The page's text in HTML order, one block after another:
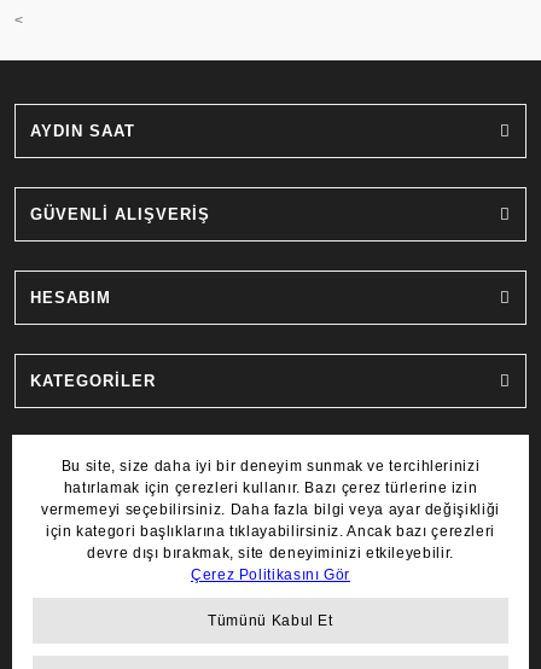
<
AYDIN SAAT
GÜVENLİ ALIŞVERİŞ
HESABIM
KATEGORİLER
MARKALAR